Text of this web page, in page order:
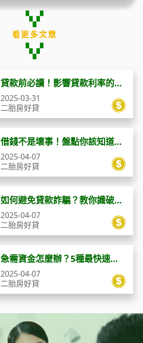
貸款前必讀！影響貸款利率的關
鍵因素
2025-03-31
二胎房好貸
借錢不是壞事！盤點你該知道的
借款關鍵＋真實案例分析
2025-04-07
二胎房好貸
如何避免貸款詐騙？教你識破5
大常見陷阱！
2025-04-07
二胎房好貸
急需資金怎麼辦？5種最快速借
錢方法大解析！
2025-04-07
二胎房好貸